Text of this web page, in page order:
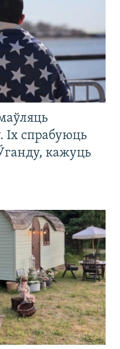
Іх спрабуюць
кажуць